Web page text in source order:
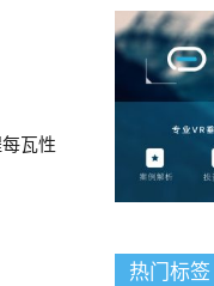
瓦性
热门标签